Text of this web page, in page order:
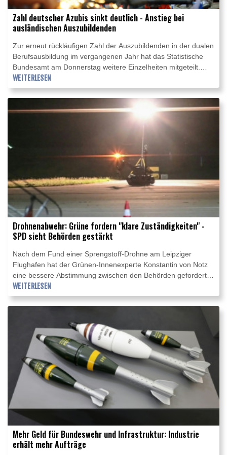
Zahl deutscher Azubis sinkt deutlich - Anstieg bei
ausländischen Auszubildenden
Zur erneut rückläufigen Zahl der Auszubildenden in der dualen
Berufsausbildung im vergangenen Jahr hat das Statistische
Bundesamt am Donnerstag weitere Einzelheiten mitgeteilt.
"Auffällig ist, dass die Zahl der deutschen Auszubildenden um
sechs Prozent oder 25.600 sank", erklärte das Bundesamt am
Donnerstag in Wiesbaden. Die Zahl der Azubis ohne deutsche
Staatsangehörigkeit stieg hingegen um 18 Prozent oder
WEITERLESEN
Drohnenabwehr: Grüne fordern "klare Zuständigkeiten" -
SPD sieht Behörden gestärkt
Nach dem Fund einer Sprengstoff-Drohne am Leipziger
Flughafen hat der Grünen-Innenexperte Konstantin von Notz
eine bessere Abstimmung zwischen den Behörden gefordert.
"Wir brauchen klare Zuständigkeiten. Und das scheut der
Bundesinnenminister", sagte von Notz am Donnerstag im
WDR Morgenecho. SPD-Fraktionsvize Sonja Eichwede sieht
auf einem guten Weg. Sie verwies im Deutschlandfunk auf
jüngste Gesetzesänderungen zur Stärkung der
Sicherheitsbehörden.
WEITERLESEN
Mehr Geld für Bundeswehr und Infrastruktur: Industrie
erhält mehr Aufträge